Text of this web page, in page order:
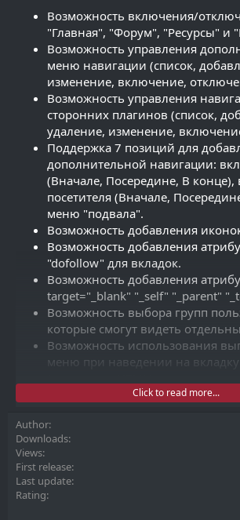
Возможность включения/
"Главная", "Форум", "Ресурсы" и
Возможность управления
меню навигации (список,
изменение, включение,
Возможность управления
сторонних плагинов (список,
удаление, изменение,
Поддержка 7 позиций для
дополнительной навигации:
(Вначале, Посередине, В конце),
посетителя (Вначале,
меню "подвала".
Возможность добавления
Возможность добавления
"dofollow" для вкладок.
Возможность добавления
target="_blank" "_self" "_parent"
Возможность выбора групп
которые смогут видеть
Возможность использования
меню при наведении на
Возможность выбора активного
Возможность изменения
для всех вкладок.
Возможность выбора позиции
вкладок (на всех страницах, в
при просмотре форума.
Click to read more...
Author
Downloads
Views
First release
Last update
Rating